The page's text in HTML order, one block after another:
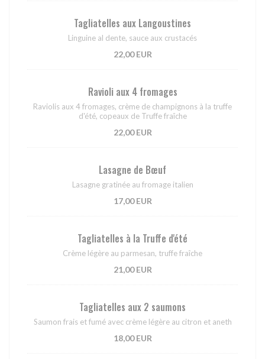
Tagliatelles aux Langoustines
Linguine al dente, sauce aux crustacés
22,00 EUR
Ravioli aux 4 fromages
Raviolis aux 4 fromages, crème de champignons à la truffe
d'été, copeaux de Truffe fraîche
22,00 EUR
Lasagne de Bœuf
Lasagne gratinée au fromage italien
17,00 EUR
Tagliatelles à la Truffe d'été
Crème légère au parmesan, truffe fraîche
21,00 EUR
Tagliatelles aux 2 saumons
Saumon frais et fumé avec crème légère au citron et aneth
18,00 EUR